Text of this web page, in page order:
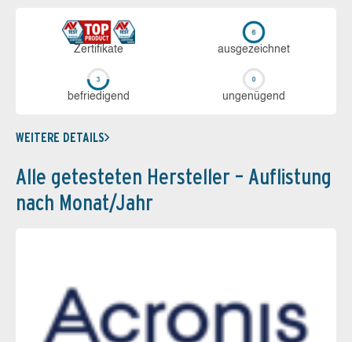
Zerti­fikate aus­ge­zeich­net
be­frie­di­gend un­ge­nü­gend
WEITERE DETAILS
Alle getesteten Hersteller – Auflistung
nach Monat/Jahr